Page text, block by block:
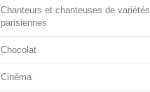
Chanteurs et chanteuses de variétés
parisiennes
Chocolat
Cinéma